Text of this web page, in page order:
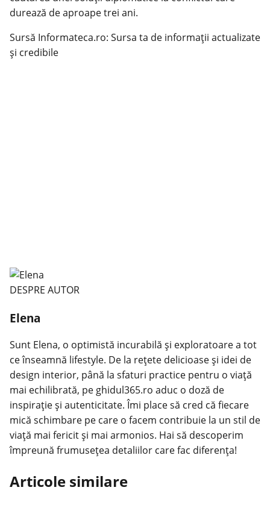
durează de aproape trei ani.
Sursă Informateca.ro: Sursa ta de informații actualizate
și credibile
DESPRE AUTOR
Elena
Sunt Elena, o optimistă incurabilă și exploratoare a tot
ce înseamnă lifestyle. De la rețete delicioase și idei de
design interior, până la sfaturi practice pentru o viață
mai echilibrată, pe ghidul365.ro aduc o doză de
inspirație și autenticitate. Îmi place să cred că fiecare
mică schimbare pe care o facem contribuie la un stil de
viață mai fericit și mai armonios. Hai să descoperim
împreună frumusețea detaliilor care fac diferența!
Articole similare